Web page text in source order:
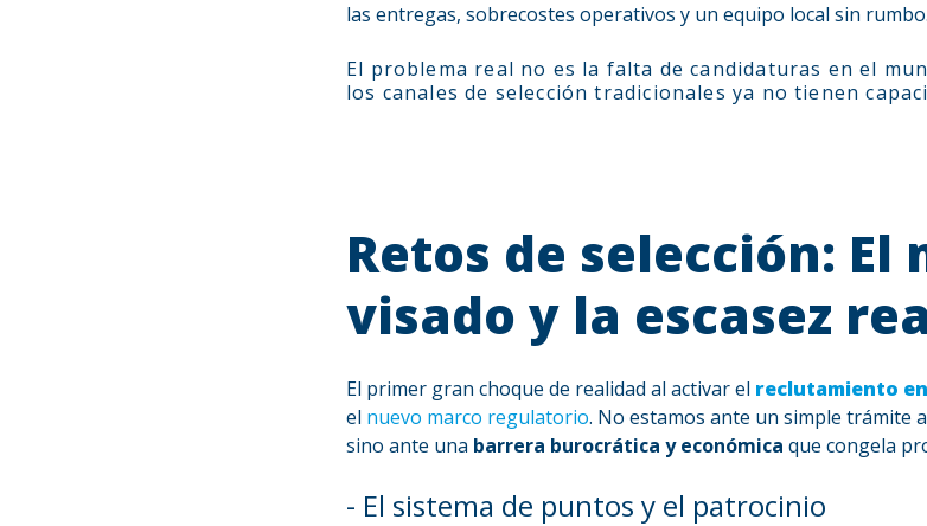
las entregas, sobrecostes operativos y un equipo local sin rumbo.
El problema real no es la falta de candidaturas en el
los canales de selección tradicionales ya no tienen
Retos de selección: El
visado y la escasez
El primer gran choque de realidad al activar el reclutamiento
el nuevo marco regulatorio. No estamos ante un simple trámite
sino ante una barrera burocrática y económica que congela
- El sistema de puntos y el patrocinio